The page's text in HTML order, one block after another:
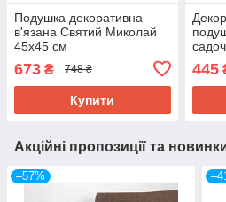
Подушка декоративна
в'язана Святий Миколай
45х45 см
673 ₴ 748 ₴
Купити
445
Акційні пропозиції та
–57%